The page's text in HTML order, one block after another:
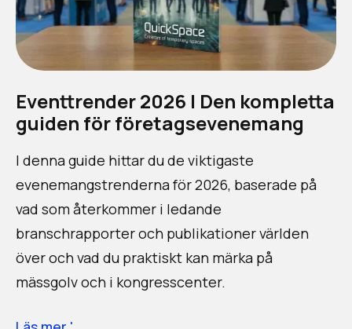
Eventtrender 2026 | Den kompletta
guiden för företagsevenemang
I denna guide hittar du de viktigaste
evenemangstrenderna för 2026, baserade på
vad som återkommer i ledande
branschrapporter och publikationer världen
över och vad du praktiskt kan märka på
mässgolv och i kongresscenter.